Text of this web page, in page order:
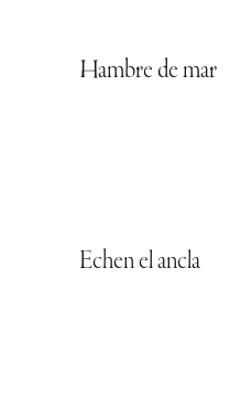
Hambre de mar
Echen el ancla